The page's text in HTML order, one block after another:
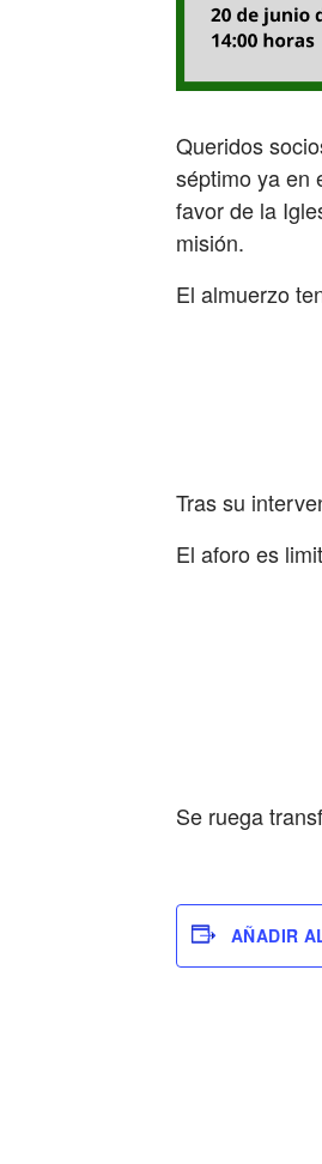
Queridos
séptimo ya en
favor de la
misión.
El almuerzo
Tras su
El aforo es
Se ruega
AÑADIR